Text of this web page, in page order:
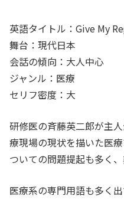
英語タイトル：Give My
舞台：現代日本
会話の傾向：大人中心
ジャンル：医療
セリフ密度：大
研修医の斉藤英二郎が主
療現場の現状を描いた医
ついての問題提起も多く
医療系の専門用語も多く